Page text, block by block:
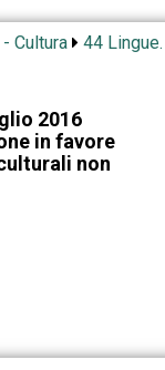
Cultura
44 Lingue.
2016
in favore
non